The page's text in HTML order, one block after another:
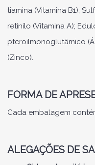
tiamina (Vitamina B1);
retinilo (Vitamina A);
pteroilmonoglutâmico
(Zinco).
FORMA DE
Cada embalagem
ALEGAÇÕES DE